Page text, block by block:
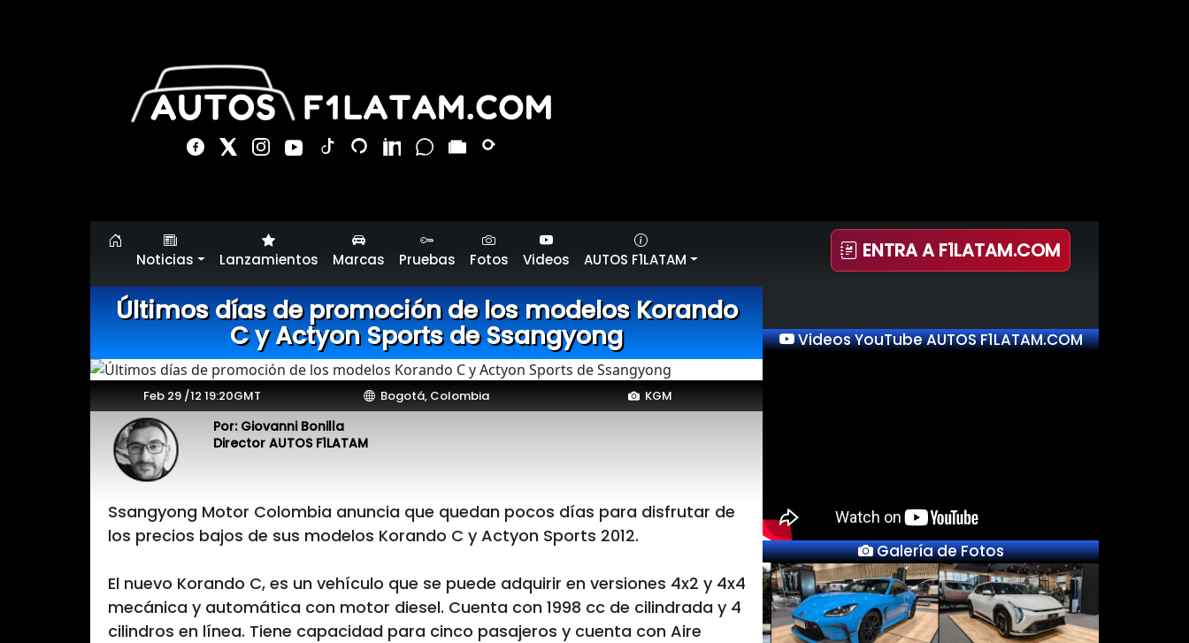
Noticias Lanzamientos Marcas Pruebas Fotos Videos AUTOS F1LATAM ENTRA A F1LATAM.COM
Últimos días de promoción de los modelos Korando
C y Actyon Sports de Ssangyong
Feb 29 /12 19:20GMT Bogotá, Colombia KGM
Por: Giovanni Bonilla
Director AUTOS F1LATAM
Ssangyong Motor Colombia anuncia que quedan pocos días para disfrutar de
los precios bajos de sus modelos Korando C y Actyon Sports 2012.
El nuevo Korando C, es un vehículo que se puede adquirir en versiones 4x2 y 4x4
mecánica y automática con motor diesel. Cuenta con 1998 cc de cilindrada y 4
cilindros en línea. Tiene capacidad para cinco pasajeros y cuenta con Aire
Videos YouTube AUTOS F1LATAM.COM
Galería de Fotos